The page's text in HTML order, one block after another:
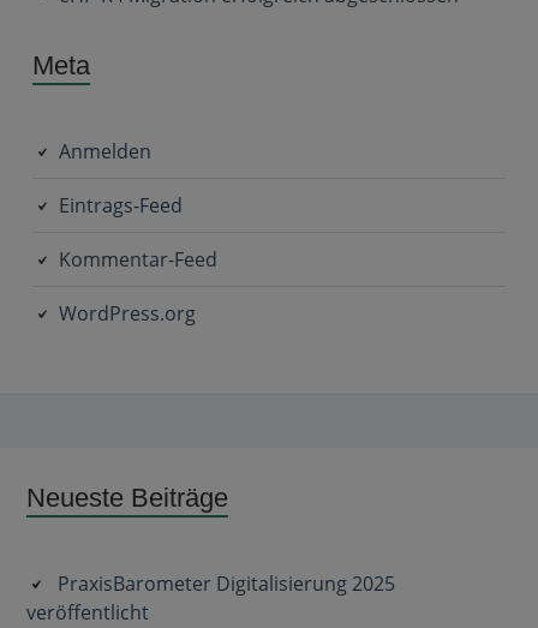
Meta
Anmelden
Eintrags-Feed
Kommentar-Feed
WordPress.org
Subsidiary
Neueste Beiträge
PraxisBarometer Digitalisierung 2025
veröffentlicht